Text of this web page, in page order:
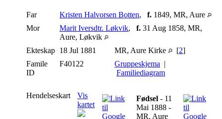
Far Kristen Halvorsen Botten, f. 1849, MR, Aure
Mor
Marit Iversdtr. Løkvik, f. 31 Aug 1858, MR,
Aure, Løkvik
Ekteskap 18 Jul 1881 MR, Aure Kirke [2]
Famile
ID
F40122 Gruppeskjema |
Familiediagram
Hendelseskart
Vis
kartet
Fødsel - 11
Mai 1888 -
MR, Aure